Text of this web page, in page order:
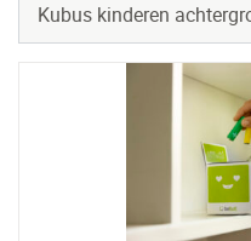
Kubus kinderen